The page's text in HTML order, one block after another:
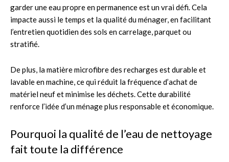
garder une eau propre en permanence est un vrai défi. Cela
impacte aussi le temps et la qualité du ménager, en facilitant
l’entretien quotidien des sols en carrelage, parquet ou
stratifié.
De plus, la matière microfibre des recharges est durable et
lavable en machine, ce qui réduit la fréquence d’achat de
matériel neuf et minimise les déchets. Cette durabilité
renforce l’idée d’un ménage plus responsable et économique.
Pourquoi la qualité de l’eau de nettoyage
fait toute la différence